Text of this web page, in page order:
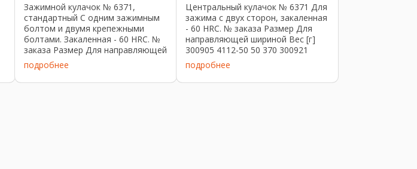
Зажимной кулачок № 6371,
стандартный С одним зажимным
болтом и двумя крепежными
болтами. Закаленная - 60 HRC. №
заказа Размер Для направляющей
шириной Усилие зажима [кН]
Зажимной ход [мм] Вес [г] 265835
4102-50 50 12 2 373 266825 4110-
подробнее
Центральный кулачок № 6371 Для
зажима с двух сторон, закаленная
- 60 HRC. № заказа Размер Для
направляющей шириной Вес [г]
300905 4112-50 50 370 300921
4300-80 80 ...
подробнее